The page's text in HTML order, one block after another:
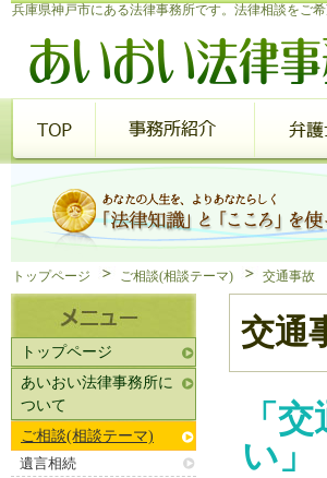
兵庫県神戸市にある法律事務所です。法律相談をご
トップページ ご相談(相談テーマ) 交通事故
トップページ
あいおい法律事務所に
ついて
ご相談(相談テーマ)
遺言相続
交通
「
い」